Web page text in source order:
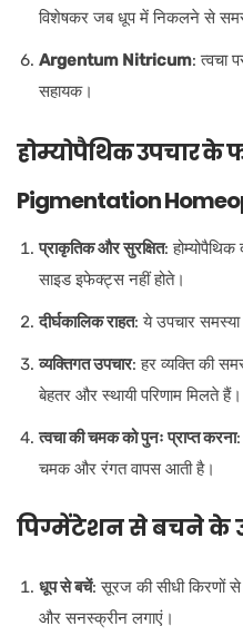
विशेषकर जब धूप में निकलने से
Argentum Nitricum: त्वचा
सहायक।
होम्योपैथिक उपचार के
Pigmentation
प्राकृतिक और सुरक्षित:
साइड इफेक्ट्स नहीं होते।
दीर्घकालिक राहत: ये उपचार
व्यक्तिगत उपचार: हर व्यक्ति की
बेहतर और स्थायी परिणाम मिलते हैं।
त्वचा की चमक को पुनः प्राप्त करना:
चमक और रंगत वापस आती है।
पिग्मेंटेशन से बचने के
धूप से बचें: सूरज की सीधी किरणों से
और सनस्क्रीन लगाएं।